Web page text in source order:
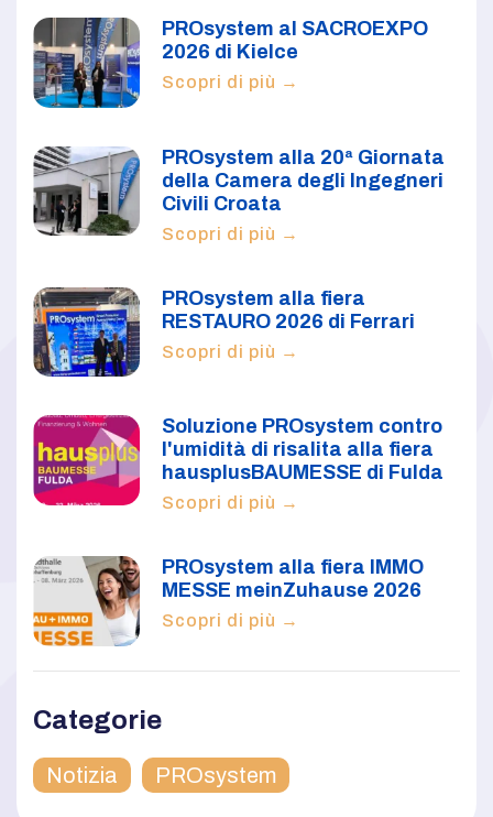
PROsystem al SACROEXPO
2026 di Kielce
Scopri di più →
PROsystem alla 20ª Giornata
della Camera degli Ingegneri
Civili Croata
Scopri di più →
PROsystem alla fiera
RESTAURO 2026 di Ferrari
Scopri di più →
Soluzione PROsystem contro
l'umidità di risalita alla fiera
hausplusBAUMESSE di Fulda
Scopri di più →
PROsystem alla fiera IMMO
MESSE meinZuhause 2026
Scopri di più →
Categorie
Notizia PROsystem